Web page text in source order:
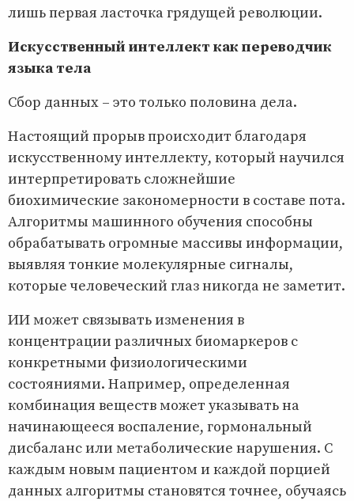
лишь первая ласточка грядущей революции.
Искусственный интеллект как переводчик
языка тела
Сбор данных – это только половина дела.
Настоящий прорыв происходит благодаря
искусственному интеллекту, который научился
интерпретировать сложнейшие
биохимические закономерности в составе пота.
Алгоритмы машинного обучения способны
обрабатывать огромные массивы информации,
выявляя тонкие молекулярные сигналы,
которые человеческий глаз никогда не заметит.
ИИ может связывать изменения в
концентрации различных биомаркеров с
конкретными физиологическими
состояниями. Например, определенная
комбинация веществ может указывать на
начинающееся воспаление, гормональный
дисбаланс или метаболические нарушения. С
каждым новым пациентом и каждой порцией
данных алгоритмы становятся точнее, обучаясь